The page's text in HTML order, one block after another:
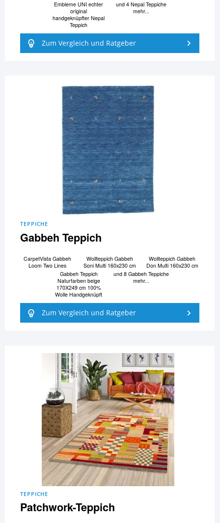
Embleme UNI echter
original
handgeknüpfter Nepal
Teppich
und 4 Nepal Teppiche
mehr...
Zum Vergleich und Ratgeber
TEPPICHE
Gabbeh Teppich
CarpetVista Gabbeh
Loom Two Lines
Wollteppich Gabbeh
Soni Multi 160x230 cm
Wollteppich Gabbeh
Don Multi 160x230 cm
Gabbeh Teppich
Naturfarben beige
170X249 cm 100%
Wolle Handgeknüpft
und 8 Gabbeh Teppiche
mehr...
Zum Vergleich und Ratgeber
TEPPICHE
Patchwork-Teppich